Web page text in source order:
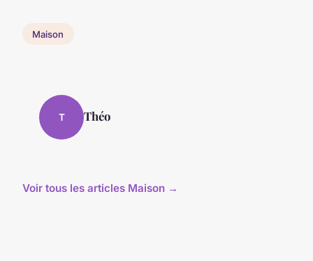
Maison
T Théo
Voir tous les articles Maison →